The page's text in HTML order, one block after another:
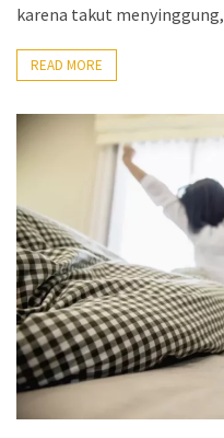
karena takut menyinggung,
READ MORE